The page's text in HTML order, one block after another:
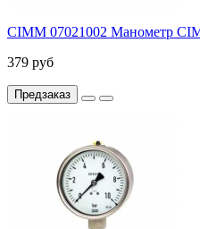
CIMM 07021002 Манометр
379 руб
Предзаказ